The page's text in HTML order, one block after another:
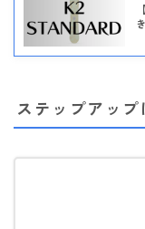
ステップアッ